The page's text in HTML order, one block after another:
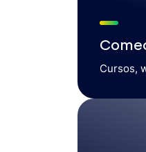
Cursos,